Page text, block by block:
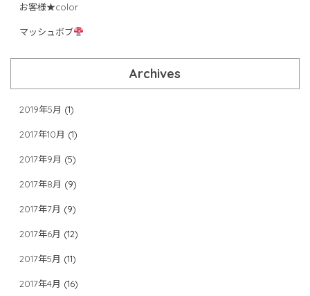
お客様★color
マッシュボブ
Archives
2019年5月 (1)
2017年10月 (1)
2017年9月 (5)
2017年8月 (9)
2017年7月 (9)
2017年6月 (12)
2017年5月 (11)
2017年4月 (16)